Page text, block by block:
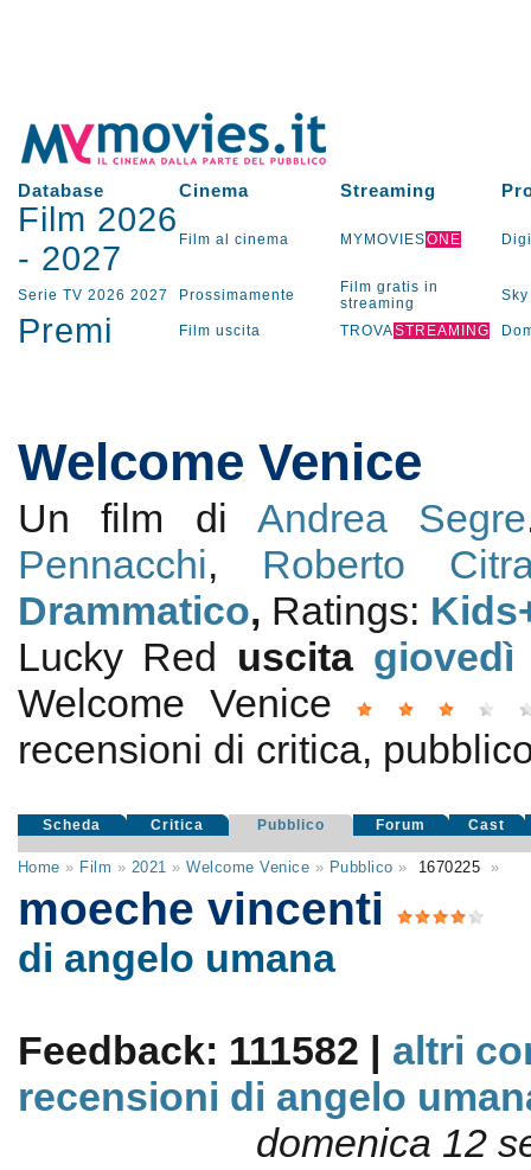
Database Cinema Streaming
Film 2026
- 2027 Film al cinema MYMOVIESONE
Serie TV 2026 2027 Prossimamente
Film gratis in
streaming
Sky
Premi Film uscita TROVASTREAMING
Welcome Venice
Un film di Andrea Segre
Pennacchi, Roberto
Drammatico, Ratings:
Lucky Red uscita giovedì
Welcome Venice
recensioni di critica,
Scheda Critica Pubblico Forum Cast
Home » Film » 2021 »Welcome Venice » Pubblico » 1670225 »
moeche vincenti
di angelo umana
Feedback: 111582 | altri
recensioni di angelo
domenica 12